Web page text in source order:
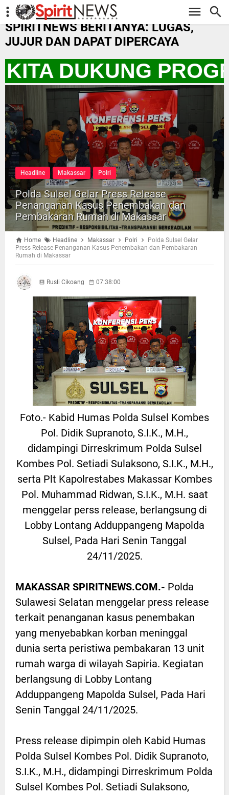
-->
SPIRITNEWS BERITANYA: LUGAS,
JUJUR DAN DAPAT DIPERCAYA
DUKUNG
Headline Makassar Polri
Polda Sulsel Gelar Press Release
Penanganan Kasus Penembakan dan
Pembakaran Rumah di Makassar
Home Headline Makassar Polri
Polda Sulsel Gelar
Press Release Penanganan Kasus Penembakan dan Pembakaran
Rumah di Makassar
Rusli Cikoang 07:38:00
Foto.- Kabid Humas Polda Sulsel Kombes
Pol. Didik Supranoto, S.I.K., M.H.,
didampingi Dirreskrimum Polda Sulsel
Kombes Pol. Setiadi Sulaksono, S.I.K., M.H.,
serta Plt Kapolrestabes Makassar Kombes
Pol. Muhammad Ridwan, S.I.K., M.H. saat
menggelar perss release, berlangsung di
Lobby Lontang Adduppangeng Mapolda
Sulsel, Pada Hari Senin Tanggal
24/11/2025.
MAKASSAR SPIRITNEWS.COM.- Polda
Sulawesi Selatan menggelar press release
terkait penanganan kasus penembakan
yang menyebabkan korban meninggal
dunia serta peristiwa pembakaran 13 unit
rumah warga di wilayah Sapiria. Kegiatan
berlangsung di Lobby Lontang
Adduppangeng Mapolda Sulsel, Pada Hari
Senin Tanggal 24/11/2025.
Press release dipimpin oleh Kabid Humas
Polda Sulsel Kombes Pol. Didik Supranoto,
S.I.K., M.H., didampingi Dirreskrimum Polda
Sulsel Kombes Pol. Setiadi Sulaksono,